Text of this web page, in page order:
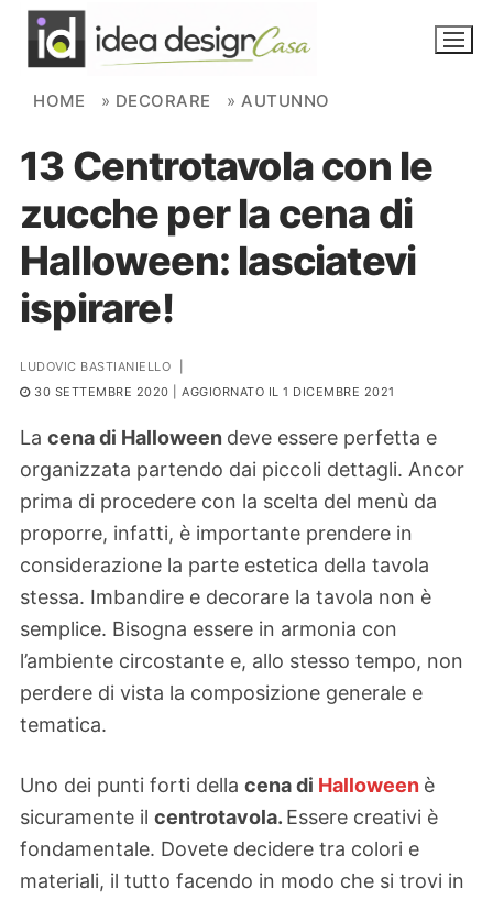
Skip to content
NOVITÀ
AMBIENTI
FAI DA TE
PIANTE
Ortaggio
Search for:
HOME » DECORARE » AUTUNNO
13 Centrotavola con le
zucche per la cena di
Halloween: lasciatevi
ispirare!
LUDOVIC BASTIANIELLO
30 SETTEMBRE 2020 | AGGIORNATO IL 1 DICEMBRE 2021
La cena di Halloween deve essere perfetta e
organizzata partendo dai piccoli dettagli. Ancor
prima di procedere con la scelta del menù da
proporre, infatti, è importante prendere in
considerazione la parte estetica della tavola
stessa. Imbandire e decorare la tavola non è
semplice. Bisogna essere in armonia con
l’ambiente circostante e, allo stesso tempo, non
perdere di vista la composizione generale e
tematica.
Uno dei punti forti della cena di Halloween è
sicuramente il centrotavola. Essere creativi è
fondamentale. Dovete decidere tra colori e
materiali, il tutto facendo in modo che si trovi in